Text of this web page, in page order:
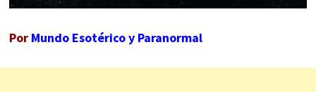
Por Mundo Esotérico y Paranormal